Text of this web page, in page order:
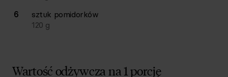
6
sztuk pomidorków
120 g
Wartość odżywcza na 1 porcję